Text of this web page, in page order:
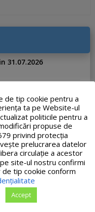
31.07.2026
23.07.2026
Academia de
de recrutare
publice de execuție
profesional
Urbanism și
de tip cookie pentru a
ta pe Website-ul
politicile pentru a
propuse de
privind protecția
prelucrarea datelor
circulație a acestor
site-ul nostru confirmi
tip cookie conform
Accept